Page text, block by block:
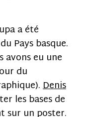
a été
Pays basque.
avons eu une
du
Denis
les bases de